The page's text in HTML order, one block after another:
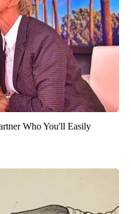
Who You'll Easily